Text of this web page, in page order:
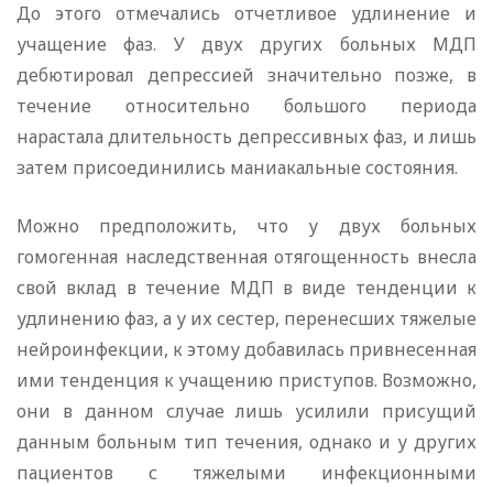
До этого отмечались отчетливое удлинение и
учащение фаз. У двух других больных МДП
дебютировал депрессией значительно позже, в
течение относительно большого периода
нарастала длительность депрессивных фаз, и лишь
затем присоединились маниакальные состояния.
Можно предположить, что у двух больных
гомогенная наследственная отягощенность внесла
свой вклад в течение МДП в виде тенденции к
удлинению фаз, а у их сестер, перенесших тяжелые
нейроинфекции, к этому добавилась привнесенная
ими тенденция к учащению приступов. Возможно,
они в данном случае лишь усилили присущий
данным больным тип течения, однако и у других
пациентов с тяжелыми инфекционными